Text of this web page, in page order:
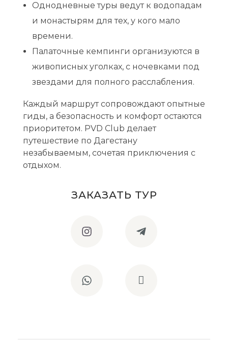
Однодневные туры ведут к водопадам
и монастырям для тех, у кого мало
времени.
Палаточные кемпинги организуются в
живописных уголках, с ночевками под
звездами для полного расслабления.
Каждый маршрут сопровождают опытные
гиды, а безопасность и комфорт остаются
приоритетом. PVD Club делает
путешествие по Дагестану
незабываемым, сочетая приключения с
отдыхом.
ЗАКАЗАТЬ ТУР